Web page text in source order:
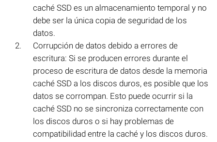
caché SSD es un almacenamiento temporal y no
debe ser la única copia de seguridad de los
datos.
Corrupción de datos debido a errores de
escritura: Si se producen errores durante el
proceso de escritura de datos desde la memoria
caché SSD a los discos duros, es posible que los
datos se corrompan. Esto puede ocurrir si la
caché SSD no se sincroniza correctamente con
los discos duros o si hay problemas de
compatibilidad entre la caché y los discos duros.